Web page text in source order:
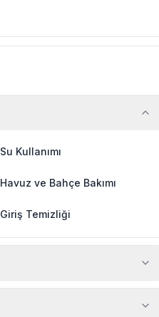
Su Kullanımı
Havuz ve Bahçe Bakımı
Giriş Temizliği